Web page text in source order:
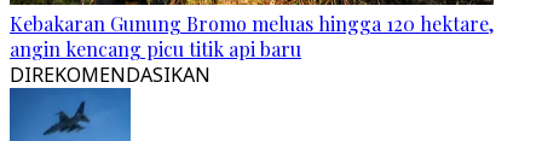
Kebakaran Gunung Bromo meluas hingga 120 hektare,
angin kencang picu titik api baru
DIREKOMENDASIKAN